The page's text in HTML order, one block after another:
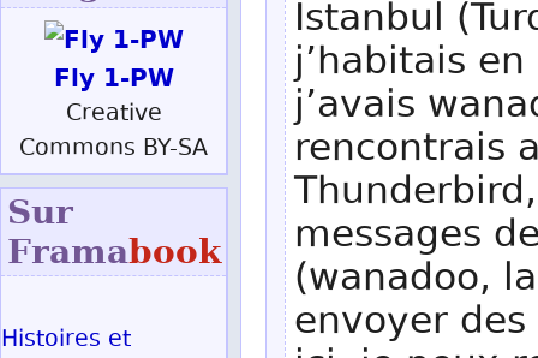
Istanbul
j’habitais
j’avais
rencontrais
messages
(wanadoo,
envoyer
Fly 1-PW
Creative
Commons BY-SA
Sur
Framabook
Histoires et